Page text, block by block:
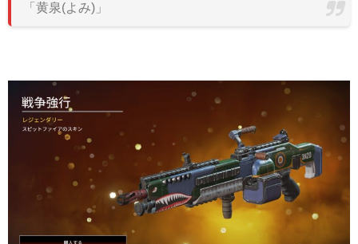
「黄泉(よみ)」